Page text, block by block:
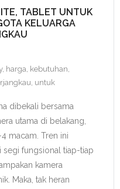
TABLET UNTUK
KELUARGA
, harga, kebutuhan,
, untuk
dibekali bersama
utama di belakang,
macam. Tren ini
segi fungsional tiap-tiap
kamera
Maka, tak heran